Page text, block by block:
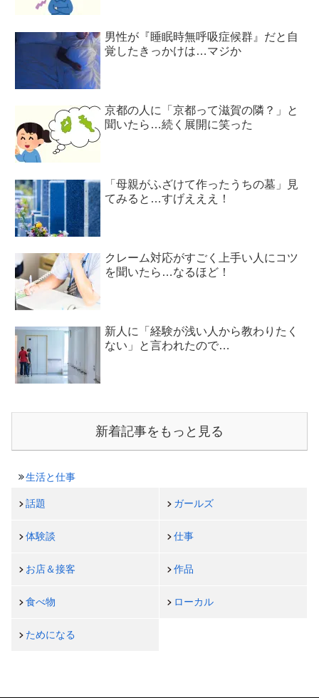
男性が『睡眠時無呼吸症候群』だと自
覚したきっかけは…マジか
京都の人に「京都って滋賀の隣？」と
聞いたら…続く展開に笑った
「母親がふざけて作ったうちの墓」見
てみると…すげえええ！
クレーム対応がすごく上手い人にコツ
を聞いたら…なるほど！
新人に「経験が浅い人から教わりたく
ない」と言われたので…
新着記事をもっと見る
生活と仕事
話題 ガールズ
体験談 仕事
お店＆接客 作品
食べ物 ローカル
ためになる